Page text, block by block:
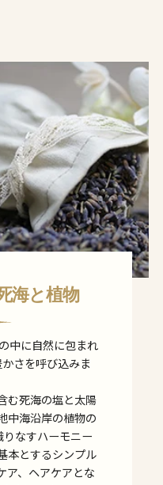
海と植物
中に自然に包まれ
さを呼び込みま
む死海の塩と太陽
中海沿岸の植物の
なすハーモニー
本とするシンプル
ア、ヘアケアとな